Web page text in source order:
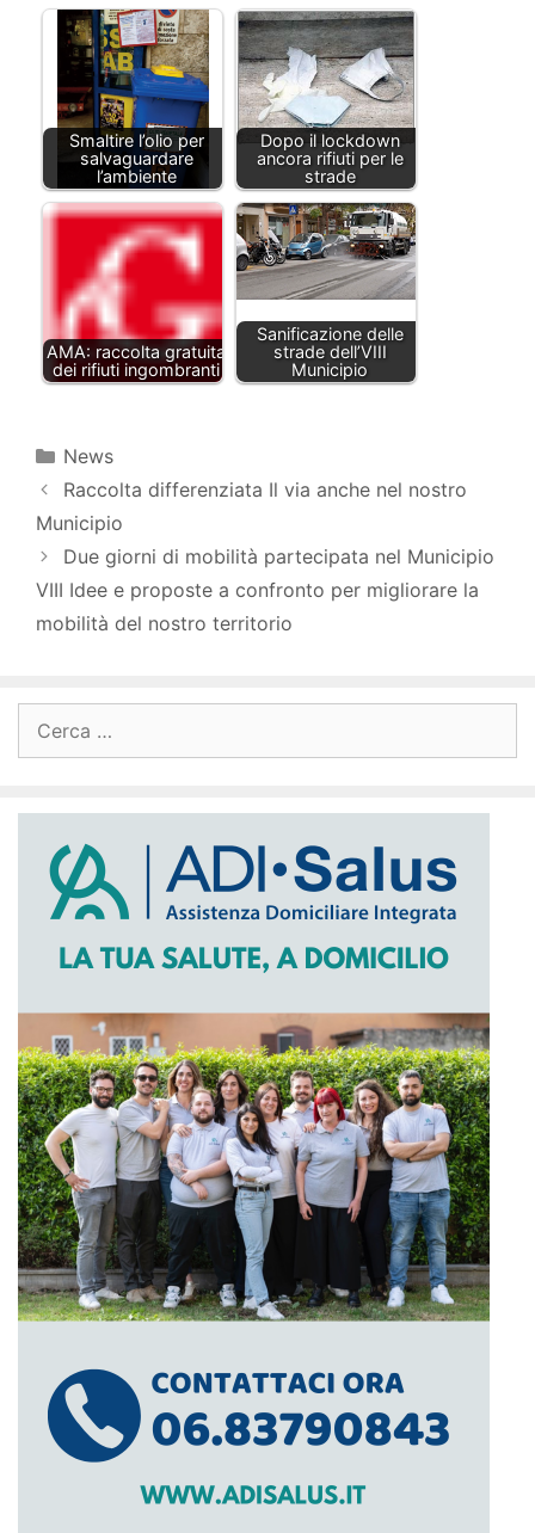
Smaltire l’olio per
salvaguardare
l’ambiente
Dopo il lockdown
ancora rifiuti per le
strade
AMA: raccolta gratuita
dei rifiuti ingombranti
Sanificazione delle
strade dell’VIII
Municipio
Categorie
News
Raccolta differenziata Il via anche nel nostro
Municipio
Due giorni di mobilità partecipata nel Municipio
VIII Idee e proposte a confronto per migliorare la
mobilità del nostro territorio
per: